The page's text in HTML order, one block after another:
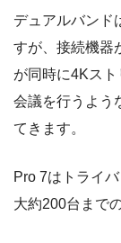
デュアルバンド
すが、接続機器
が同時に4Kス
会議を行うよう
てきます。
Pro 7はトライ
大約200台まで